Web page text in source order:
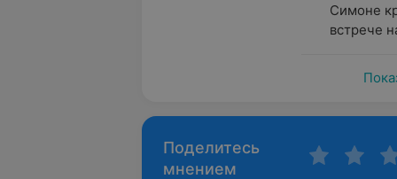
Симоне
встрече
Поделитесь
мнением